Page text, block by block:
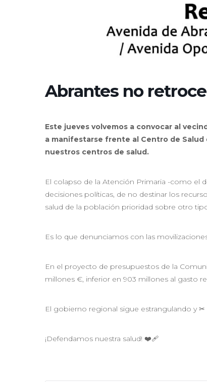
Abrantes no
Este jueves volvemos a convocar al
a manifestarse frente al Centro de
nuestros centros de salud.
El colapso de la Atención Primaria -como el
decisiones políticas, de no destinar los
salud de la población prioridad sobre otro
Es lo que denunciamos con las
En el proyecto de presupuestos de la
millones €, inferior en 903 millones al gasto
El gobierno regional sigue estrangulando y
¡Defendamos nuestra salud! ❤‍🩹